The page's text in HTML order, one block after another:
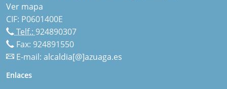
Ver mapa
CIF: P0601400E
Telf.: 924890307
Fax: 924891550
E-mail: alcaldia[@]azuaga.es
Enlaces